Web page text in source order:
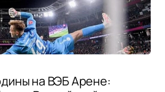
на ВЭБ Арене: